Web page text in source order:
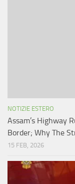
NOTIZIE ESTERO
Assam’s Highway
Border; Why The
15 FEB, 2026